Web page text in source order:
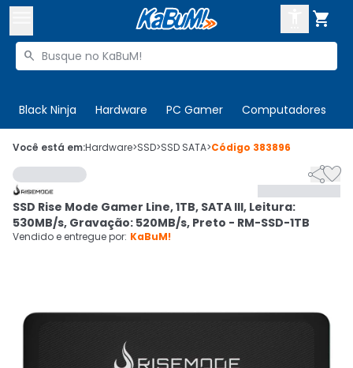

Buscar produtos

Black Ninja Hardware PC Gamer Computadores
 Olá. Acesse sua conta
 Departamentos
 Cupons
CADASTRE-SE
Você está em:Hardware>SSD>SSD SATA>Código 383896

SSD Rise Mode Gamer Line, 1TB, SATA III, Leitura:
530MB/s, Gravação: 520MB/s, Preto - RM-SSD-1TB
Vendido e entregue por: KaBuM!